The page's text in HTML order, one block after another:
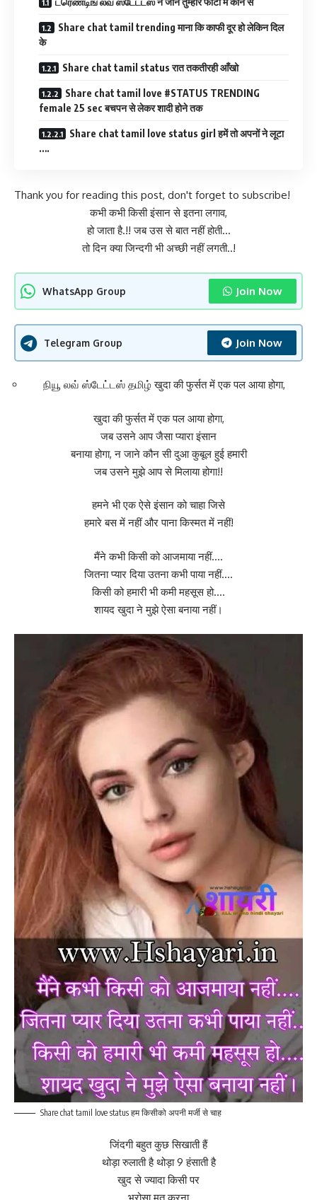
Share chat tamil trending माना कि काफी दूर हो लेकिन दिल
के
Share chat tamil status रात तकतीरही आँखो
Share chat tamil love #STATUS TRENDING
female 25 sec बचपन से लेकर शादी होने तक
Share chat tamil love status girl हमें तो अपनों ने लूटा
….
Thank you for reading this post, don't forget to subscribe!
कभी कभी किसी इंसान से इतना लगाव,
हो जाता है.!! जब उस से बात नहीं होती…
तो दिन क्या जिन्दगी भी अच्छी नहीं लगती..!
WhatsApp Group Join Now
Telegram Group Join Now
நியூ லவ் ஸ்டேட்டஸ் தமிழ் खुदा की फुर्सत में एक पल आया होगा,
खुदा की फुर्सत में एक पल आया होगा,
जब उसने आप जैसा प्यारा इंसान
बनाया होगा, न जाने कौन सी दुआ कुबूल हुई हमारी
जब उसने मुझे आप से मिलाया होगा!!
हमने भी एक ऐसे इंसान को चाहा जिसे
हमारे बस में नहीं और पाना किस्मत में नहीं!
मैंने कभी किसी को आजमाया नहीं….
जितना प्यार दिया उतना कभी पाया नहीं….
किसी को हमारी भी कमी महसूस हो….
शायद खुदा ने मुझे ऐसा बनाया नहीं।
Share chat tamil love status हम किसीको अपनी मर्जी से चाह
जिंदगी बहुत कुछ सिखाती हैं
थोड़ा रुलाती है थोड़ा 9 हंसाती है
खुद से ज्यादा किसी पर